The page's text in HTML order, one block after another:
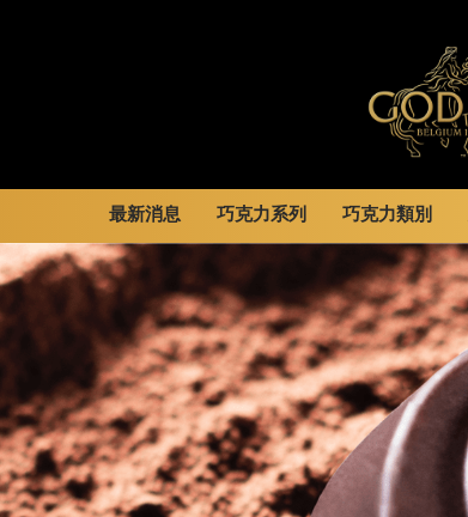
最新消息
全部
品牌訊息
品牌活動
巧克力系列
新品 / 季節性商品
歡聚系列
百年限定系列
冰享系列
玩具總動員
中秋系列
休閒分享
巧克力餅乾
巧克力磚/巧克力豆
G Cube 松露巧克力
可可粉/咖啡粉
甜點
霜淇淋
飲品
蛋糕
可芙
巧克力類別
全部
黑巧克力
牛奶巧克力
白巧克力
綜合巧克力
冰淇淋